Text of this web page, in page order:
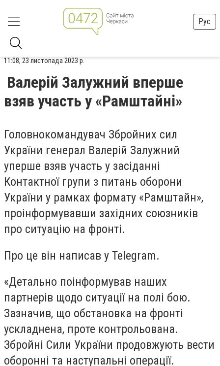
Рус
11:08, 23 листопада 2023 р.
Валерій Залужний вперше
взяв участь у «Рамштайні»
Головнокомандувач Збройних сил
України генерал Валерій Залужний
уперше взяв участь у засіданні
Контактної групи з питань оборони
України у рамках формату «Рамштайн»,
проінформувавши західних союзників
про ситуацію на фронті.
Про це він написав у Telegram.
«Детально поінформував наших
партнерів щодо ситуації на полі бою.
Зазначив, що обстановка на фронті
ускладнена, проте контрольована.
Збройні Сили України продовжують вести
оборонні та наступальні операції.